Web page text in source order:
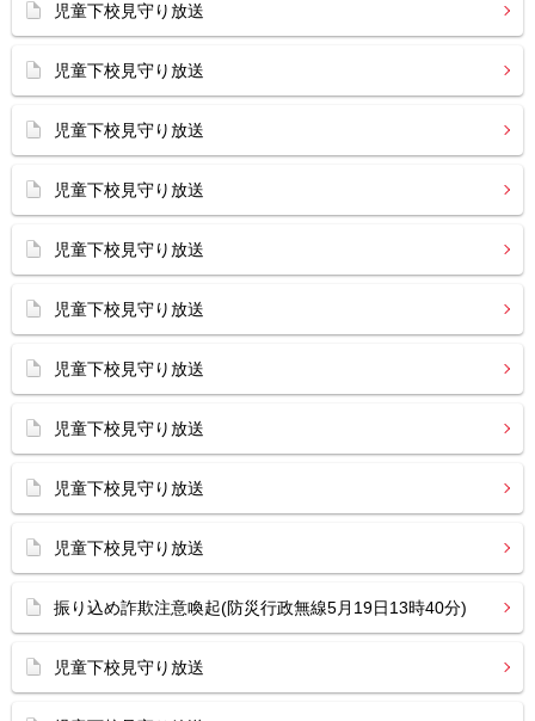
児童下校見守り放送
児童下校見守り放送
児童下校見守り放送
児童下校見守り放送
児童下校見守り放送
児童下校見守り放送
児童下校見守り放送
児童下校見守り放送
児童下校見守り放送
児童下校見守り放送
振り込め詐欺注意喚起(防災行政無線5月19日13時40分)
児童下校見守り放送